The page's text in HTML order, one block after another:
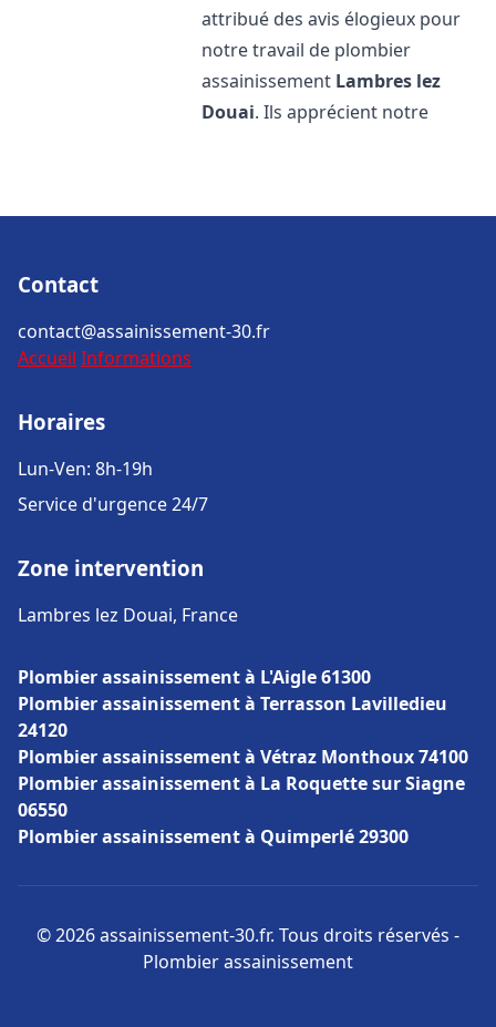
attribué des avis élogieux pour
notre travail de plombier
assainissement Lambres lez
Douai. Ils apprécient notre
Contact
contact@assainissement-30.fr
Accueil Informations
Horaires
Lun-Ven: 8h-19h
Service d'urgence 24/7
Zone intervention
Lambres lez Douai, France
Plombier assainissement à L'Aigle 61300
Plombier assainissement à Terrasson Lavilledieu
24120
Plombier assainissement à Vétraz Monthoux 74100
Plombier assainissement à La Roquette sur Siagne
06550
Plombier assainissement à Quimperlé 29300
© 2026 assainissement-30.fr. Tous droits réservés -
Plombier assainissement